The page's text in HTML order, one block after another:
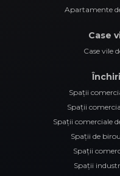
Apartamente
Case
Case vile
Spații
Spații
Spații comerciale
Spații de
Spații
Spații